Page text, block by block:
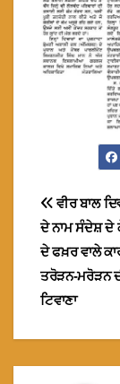
Post
ਵੀਰ ਬਾਲ
ਦੇ ਨਾਮ ਸੰਦੇਸ਼ ਦੇ
ਦੇ ਫਖ਼ਰ ਵਾਲੇ
ਤਰੋੜਨ-ਮਰੋੜਨ
ਟਿਵਾਣਾ